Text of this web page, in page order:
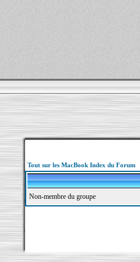
Tout sur les MacBook Index du Forum
Non-membre du groupe